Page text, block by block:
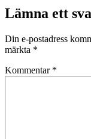
Lämna ett
Din e-postadress
märkta *
Kommentar *